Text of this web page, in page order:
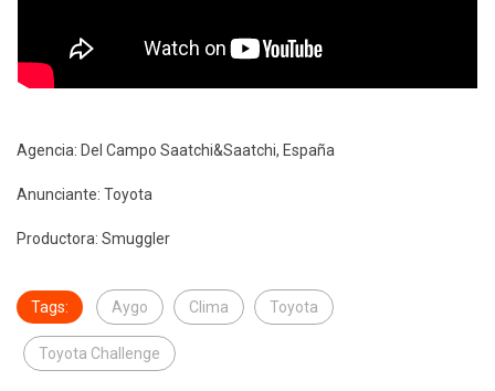
Agencia: Del Campo Saatchi&Saatchi, España
Anunciante: Toyota
Productora: Smuggler
Tags: Aygo Clima Toyota
Toyota Challenge